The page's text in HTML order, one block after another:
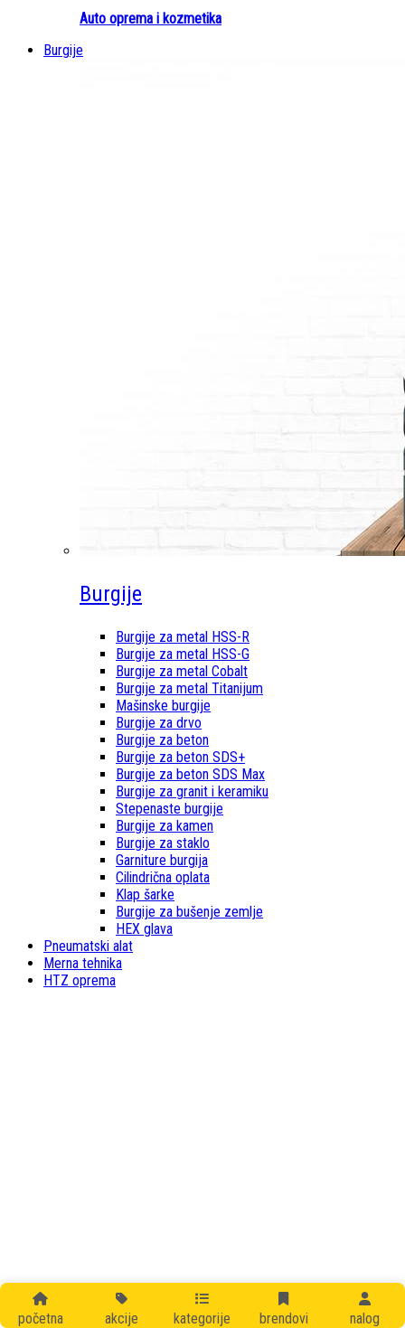
početna akcije kategorije brendovi nalog
Auto oprema i kozmetika
Burgije
Burgije
Burgije za metal HSS-R
Burgije za metal HSS-G
Burgije za metal Cobalt
Burgije za metal Titanijum
Mašinske burgije
Burgije za drvo
Burgije za beton
Burgije za beton SDS+
Burgije za beton SDS Max
Burgije za granit i keramiku
Stepenaste burgije
Burgije za kamen
Burgije za staklo
Garniture burgija
Cilindrična oplata
Klap šarke
Burgije za bušenje zemlje
HEX glava
Pneumatski alat
Merna tehnika
HTZ oprema